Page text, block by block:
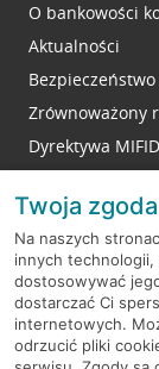
O bankowości
Aktualności
Bezpieczeństwo
Zrównoważony
Dyrektywa
RODO
Regulamin
Mapa serwisu
Twoja
Na naszych
innych technologii,
dostosowywać
dostarczać Ci
internetowych.
odrzucić pliki